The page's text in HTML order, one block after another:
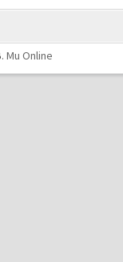
. Mu Online